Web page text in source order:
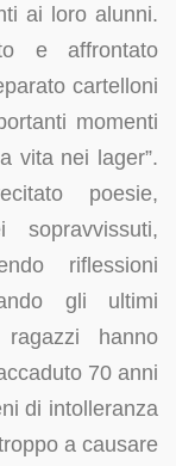
ai loro alunni.
e affrontato
cartelloni
momenti
vita nei lager”.
poesie,
sopravvissuti,
riflessioni
gli ultimi
hanno
70 anni
di intolleranza
a causare